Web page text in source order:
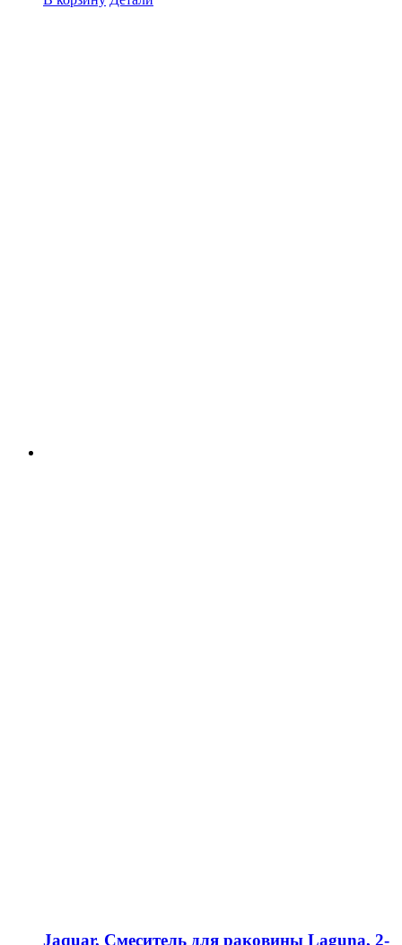
Jaquar, Смеситель для раковины Laguna, 2-